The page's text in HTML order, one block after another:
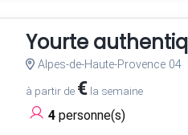
Yourte
Alpes-de-Haute-Provence 04
à partir de €la semaine
4personne(s)